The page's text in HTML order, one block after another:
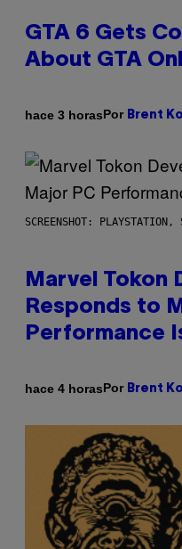
GTA 6 Gets
About GTA
hace 3 horasPor Brent
SCREENSHOT: PLAYSTATION,
Marvel Tokon
Responds to
Performance
hace 4 horasPor Brent